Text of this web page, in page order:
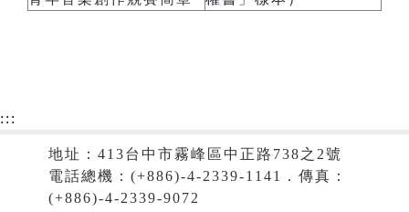
:::
地址：413台中市霧峰區中正路738之2號
電話總機：(+886)-4-2339-1141．傳真：
(+886)-4-2339-9072